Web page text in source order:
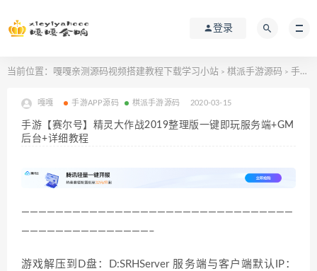
登录
当前位置： 嘎嘎亲测源码视频搭建教程下载学习小站 > 棋派手游源码 > 手游APP源码
嘎嘎 手游APP源码 棋派手游源码 2020-03-15
手游【赛尔号】精灵大作战2019整理版一键即玩服务端+GM
后台+详细教程
————————————————————————————————
———————————————–
游戏解压到D盘：D:SRHServer 服务端与客户端默认IP：